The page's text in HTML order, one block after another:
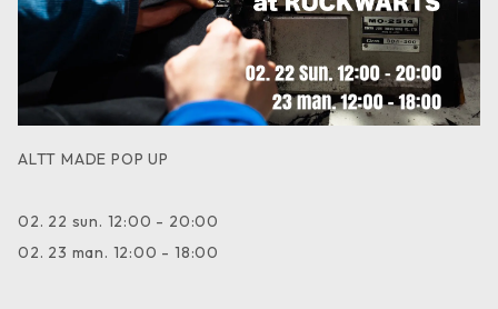
ALTT MADE POP UP
02. 22 sun. 12:00 - 20:00
02. 23 man. 12:00 - 18:00